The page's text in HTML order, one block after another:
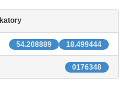
18.499444
54.208889
0176348